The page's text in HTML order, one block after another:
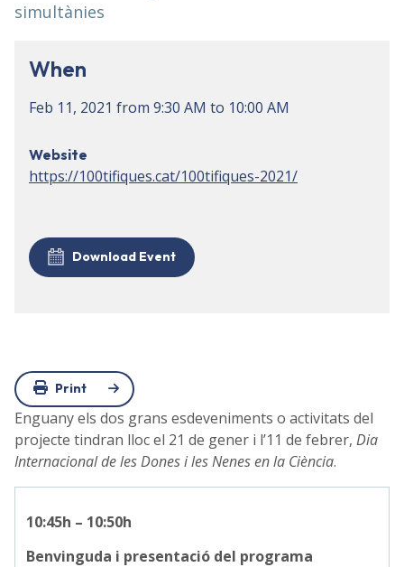
simultànies
When
Feb 11, 2021 from 9:30 AM to 10:00 AM
Website
https://100tifiques.cat/100tifiques-2021/
Download Event
Print
Enguany els dos grans esdeveniments o activitats del
projecte tindran lloc el 21 de gener i l’11 de febrer, Dia
Internacional de les Dones i les Nenes en la Ciència.
10:45h – 10:50h
Benvinguda i presentació del programa